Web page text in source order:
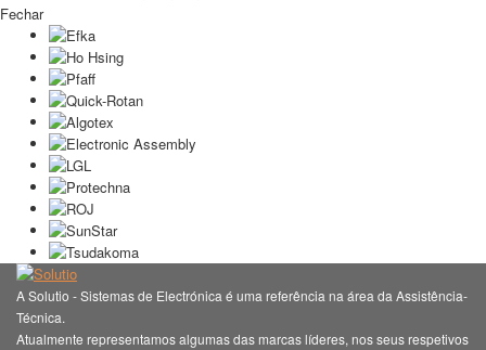
Fechar
A Solutio - Sistemas de Electrónica é uma referência na área da Assistência-
Técnica.
Atualmente representamos algumas das marcas líderes, nos seus respetivos